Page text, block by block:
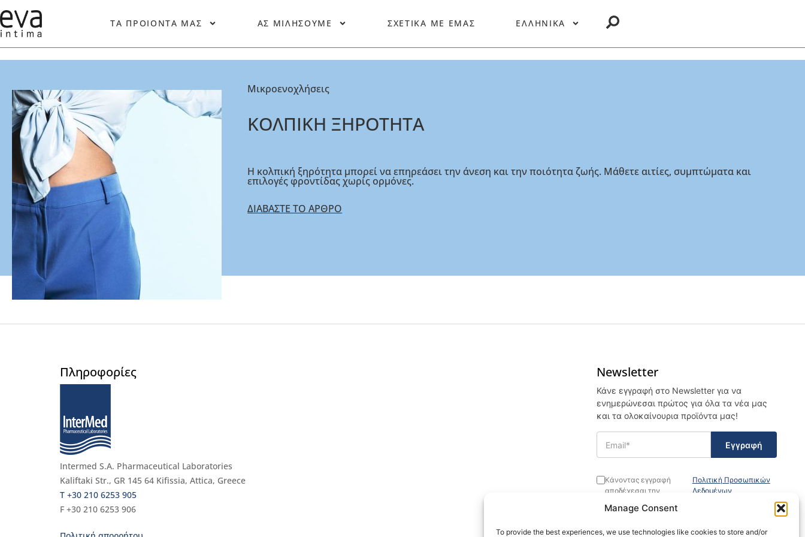
Manage Consent
To provide the best experiences, we use technologies like cookies to store and/or
ΤΑ ΠΡΟΙΟΝΤΑ ΜΑΣ ΑΣ ΜΙΛΗΣΟΥΜΕ ΣΧΕΤΙΚΑ ΜΕ ΕΜΑΣ ΕΛΛΗΝΙΚΑ
Μικροενοχλήσεις
ΚΟΛΠΙΚΗ ΞΗΡΟΤΗΤΑ
Η κολπική ξηρότητα μπορεί να επηρεάσει την άνεση και την ποιότητα ζωής. Μάθετε αιτίες, συμπτώματα και
επιλογές φροντίδας χωρίς ορμόνες.
ΔΙΑΒΑΣΤΕ ΤΟ ΑΡΘΡΟ
Πληροφορίες
Intermed S.A. Pharmaceutical Laboratories
Kaliftaki Str., GR 145 64 Κifissia, Attica, Greece
Τ +30 210 6253 905
F +30 210 6253 906
Newsletter
Κάνε εγγραφή στο Newsletter για να
ενημερώνεσαι πρώτος για όλα τα νέα μας
και τα ολοκαίνουρια προϊόντα μας!
Κάνοντας εγγραφή
αποδέχεσαι την
Πολιτική Προσωπικών
Δεδομένων